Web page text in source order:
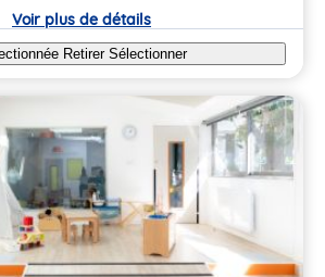
Voir plus de détails
Retirer Sélectionner